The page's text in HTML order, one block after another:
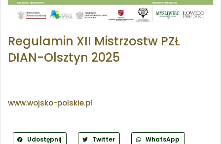
Regulamin XII Mistrzostw PZŁ
DIAN-Olsztyn 2025
www.wojsko-polskie.pl
Udostępnij Twitter WhatsApp